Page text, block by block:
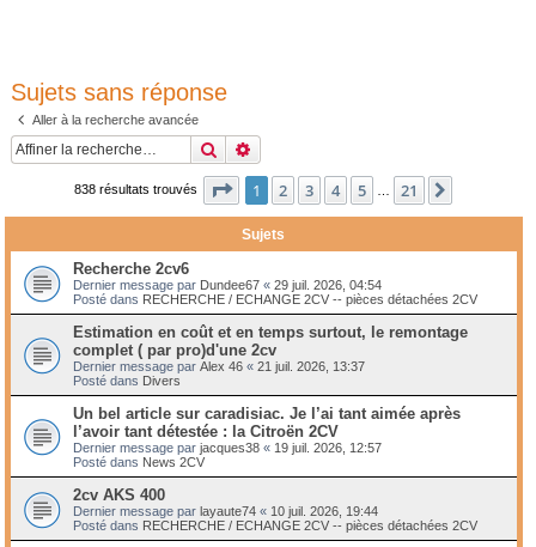
Sujets sans réponse
Aller à la recherche avancée
Rechercher
838 résultats trouvés Page 1sur21
1 2 3 4 5 21
Sujets
Recherche 2cv6
Dernier message par Dundee67 « 29 juil. 2026, 04:54
Posté dans RECHERCHE / ECHANGE 2CV -- pièces détachées 2CV
Estimation en coût et en temps surtout, le remontage
complet ( par pro)d'une 2cv
Dernier message par Alex 46 « 21 juil. 2026, 13:37
Posté dans Divers
Un bel article sur caradisiac. Je l’ai tant aimée après
l’avoir tant détestée : la Citroën 2CV
Dernier message par jacques38 « 19 juil. 2026, 12:57
Posté dans News 2CV
2cv AKS 400
Dernier message par layaute74 « 10 juil. 2026, 19:44
Posté dans RECHERCHE / ECHANGE 2CV -- pièces détachées 2CV